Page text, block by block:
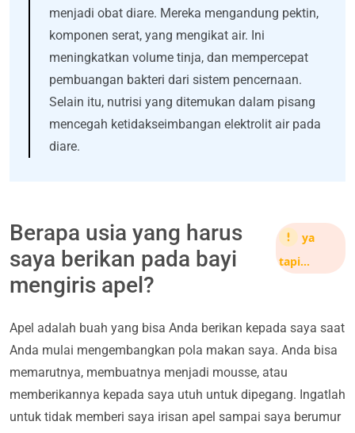
menjadi obat diare. Mereka mengandung pektin,
komponen serat, yang mengikat air. Ini
meningkatkan volume tinja, dan mempercepat
pembuangan bakteri dari sistem pencernaan.
Selain itu, nutrisi yang ditemukan dalam pisang
mencegah ketidakseimbangan elektrolit air pada
diare.
Berapa usia yang harus
saya berikan pada bayi
mengiris apel?
ya
tapi…
Apel adalah buah yang bisa Anda berikan kepada saya saat
Anda mulai mengembangkan pola makan saya. Anda bisa
memarutnya, membuatnya menjadi mousse, atau
memberikannya kepada saya utuh untuk dipegang. Ingatlah
untuk tidak memberi saya irisan apel sampai saya berumur